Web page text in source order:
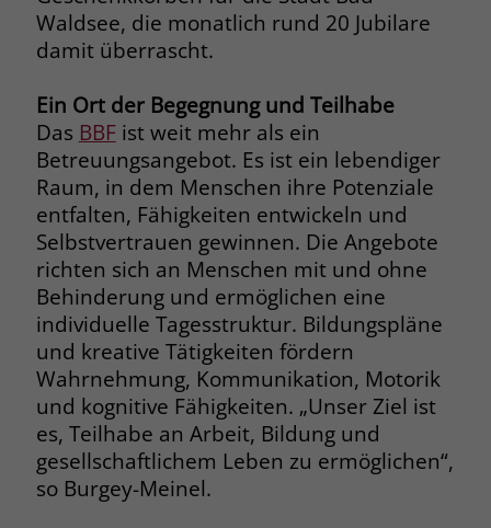
Waldsee, die monatlich rund 20 Jubilare
damit überrascht.
Ein Ort der Begegnung und Teilhabe
Das BBFist weit mehr als ein
Betreuungsangebot. Es ist ein lebendiger
Raum, in dem Menschen ihre Potenziale
entfalten, Fähigkeiten entwickeln und
Selbstvertrauen gewinnen. Die Angebote
richten sich an Menschen mit und ohne
Behinderung und ermöglichen eine
individuelle Tagesstruktur. Bildungspläne
und kreative Tätigkeiten fördern
Wahrnehmung, Kommunikation, Motorik
und kognitive Fähigkeiten. „Unser Ziel ist
es, Teilhabe an Arbeit, Bildung und
gesellschaftlichem Leben zu ermöglichen“,
so Burgey-Meinel.
Name _gcl_dc
Anbieter Google Ads
Laufzeit 90 Tage
Zweck
Dieses Cookie wird gesetzt, wenn ein
User über einen Klick auf eine Google
Werbeanzeige auf die Website gelangt.
Es enthält Informationen darüber,
welche Werbeanzeige geklickt wurde,
sodass erzielte Erfolge wie z.B.
Bestellungen oder Kontaktanfragen der
Anzeige zugewiesen werden können.
Name _fbp
Anbieter Facebook